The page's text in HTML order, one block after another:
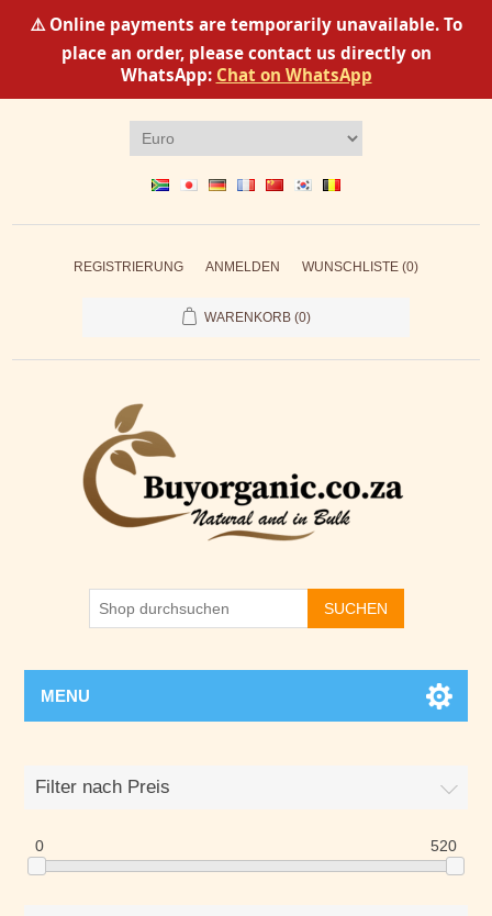
⚠️ Online payments are temporarily unavailable. To
place an order, please contact us directly on
WhatsApp: Chat on WhatsApp
REGISTRIERUNG ANMELDEN WUNSCHLISTE (0)
WARENKORB (0)
SUCHEN
MENU
Filter nach Preis
0 520